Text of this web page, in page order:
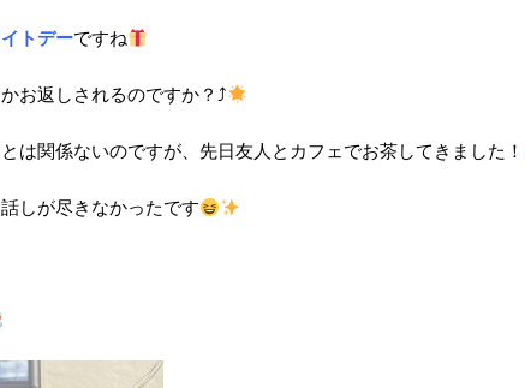
トデーですね
お返しされるのですか？⤴︎
は関係ないのですが、先日友人とカフェでお茶してきました！
しが尽きなかったです